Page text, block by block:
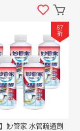
87
折
】妙管家 水管疏通劑